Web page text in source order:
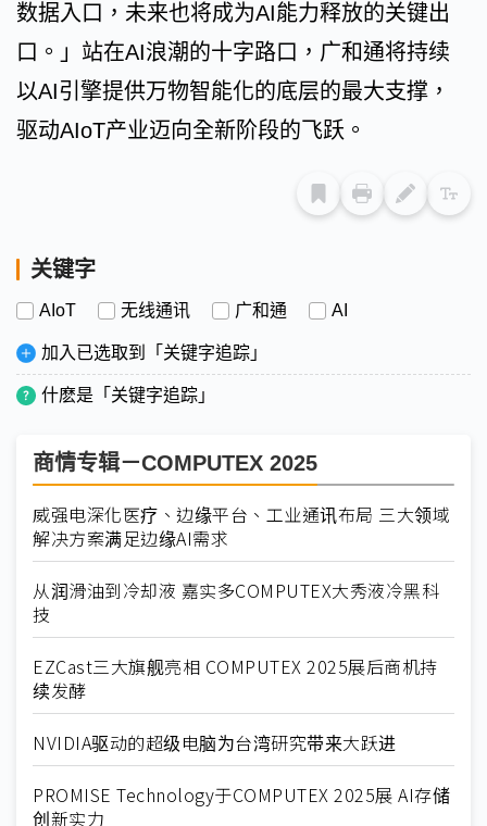
数据入口，未来也将成为AI能力释放的关键出
口。」站在AI浪潮的十字路口，广和通将持续
以AI引擎提供万物智能化的底层的最大支撑，
驱动AIoT产业迈向全新阶段的飞跃。
关键字
AIoT 无线通讯 广和通 AI
加入已选取到「关键字追踪」
什麽是「关键字追踪」
商情专辑－COMPUTEX 2025
威强电深化医疗、边缘平台、工业通讯布局 三大领域
解决方案满足边缘AI需求
从润滑油到冷却液 嘉实多COMPUTEX大秀液冷黑科
技
EZCast三大旗舰亮相 COMPUTEX 2025展后商机持
续发酵
NVIDIA驱动的超级电脑为台湾研究带来大跃进
PROMISE Technology于COMPUTEX 2025展 AI存储
创新实力